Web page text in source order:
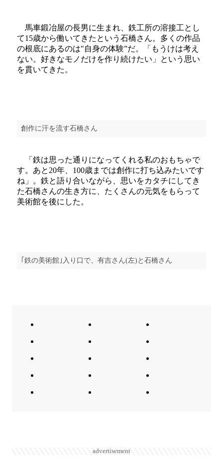
馬車鍛冶屋の長男に生まれ、鉄工所の溶接工とし
て15歳から働いてきたという石橋さん。多くの作品
の根底にあるのは"自身の体験”だ。「もうけは考え
ない。好きなモノだけを作り続けたい」という思い
を貫いてきた。
創作に汗を流す石橋さん
「鉄は思った通りになってくれる私のおもちゃで
す。あと20年、100歳までは創作に打ち込みたいです
ね」。鉄と語り合いながら、思いをカタチにしてき
た石橋さんの生き方に、たくさんの元気をもらって
美術館を後にした。
｢鉄の美術館｣入り口で、有吉さん(左)と石橋さん
advertisement